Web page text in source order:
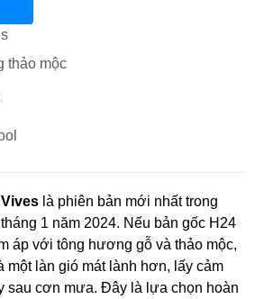
thảo mộc
là phiên bản mới nhất trong
1 năm 2024. Nếu bản gốc H24
áp với tông hương gỗ và thảo mộc,
một làn gió mát lành hơn, lấy cảm
sau cơn mưa. Đây là lựa chọn hoàn